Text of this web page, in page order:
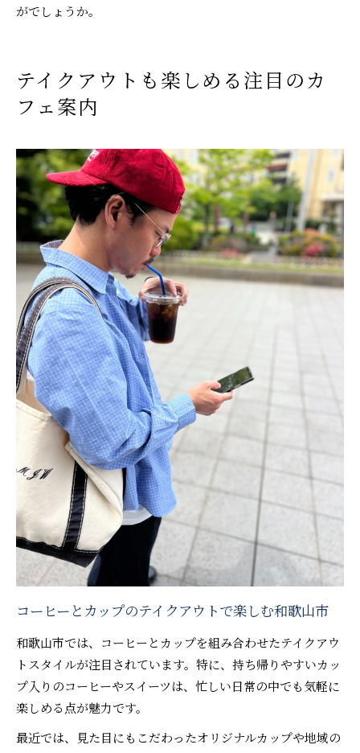
がでしょうか。
テイクアウトも楽しめる注目のカ
フェ案内
コーヒーとカップのテイクアウトで楽しむ和歌山市
和歌山市では、コーヒーとカップを組み合わせたテイクアウ
トスタイルが注目されています。特に、持ち帰りやすいカッ
プ入りのコーヒーやスイーツは、忙しい日常の中でも気軽に
楽しめる点が魅力です。
最近では、見た目にもこだわったオリジナルカップや地域の
お問い合わせはこちら
お問い合わせはこちら